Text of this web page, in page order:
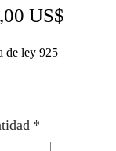
US$
de ley 925
*